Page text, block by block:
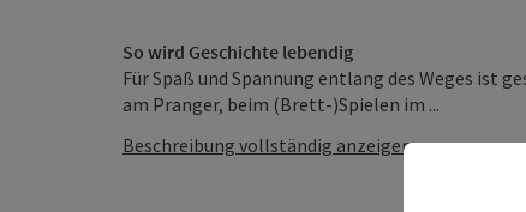
So wird Geschichte lebendig
Für Spaß und Spannung entlang des Weges ist
am Pranger, beim (Brett-)Spielen im ...
Beschreibung vollständig anzeigen